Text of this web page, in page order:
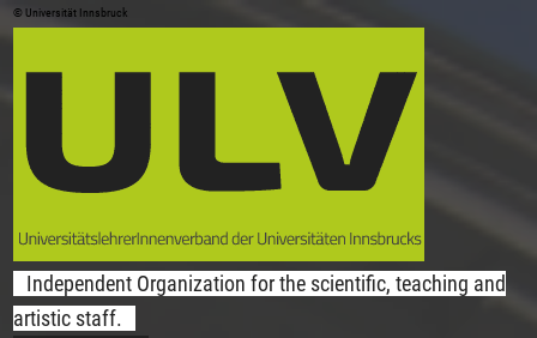
Skip to main content
© Universität Innsbruck
Independent Organization for the scientific, teaching and
artistic staff.